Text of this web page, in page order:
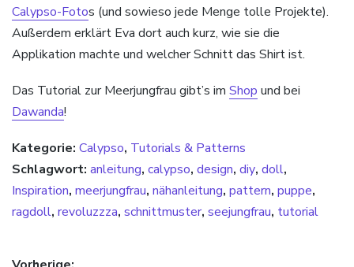
Calypso-Fotos (und sowieso jede Menge tolle Projekte).
Außerdem erklärt Eva dort auch kurz, wie sie die
Applikation machte und welcher Schnitt das Shirt ist.
Das Tutorial zur Meerjungfrau gibt’s im Shop und bei
Dawanda!
Kategorie: Calypso, Tutorials & Patterns
Schlagwort: anleitung, calypso, design, diy, doll,
Inspiration, meerjungfrau, nähanleitung, pattern, puppe,
ragdoll, revoluzzza, schnittmuster, seejungfrau, tutorial